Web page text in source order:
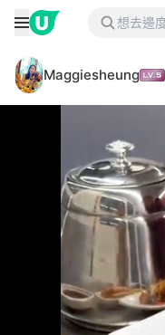
Maggiesheung